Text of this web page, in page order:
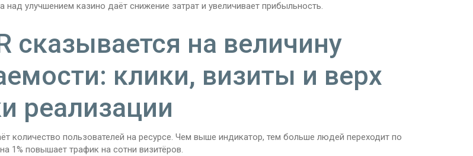
над улучшением казино даёт снижение затрат и увеличивает прибыльность.
сказывается на величину
клики, визиты и верх
реализации
количество пользователей на ресурсе. Чем выше индикатор, тем больше людей переходит по
1% повышает трафик на сотни визитёров.